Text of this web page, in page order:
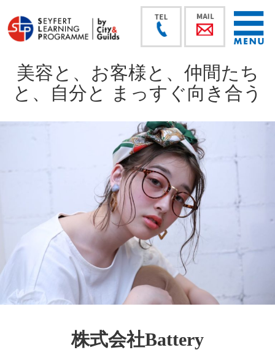
美容と、お客様と、仲間たち
と、自分と まっすぐ向き合う
株式会社Battery